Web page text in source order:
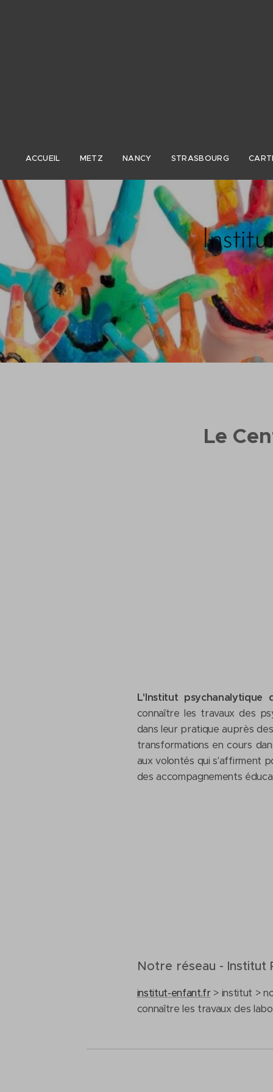
ACCUEIL METZ NANCY STRASBOURG
Le
L'Institut
connaître les travaux des
dans leur pratique auprès
transformations en cours
aux volontés qui s'affirment
des accompagnements
Notre réseau - Institut
institut-enfant.fr> institut >
connaître les travaux des